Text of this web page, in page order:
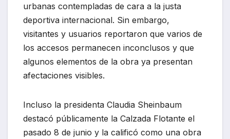
urbanas contempladas de cara a la justa
deportiva internacional. Sin embargo,
visitantes y usuarios reportaron que varios de
los accesos permanecen inconclusos y que
algunos elementos de la obra ya presentan
afectaciones visibles.
Incluso la presidenta Claudia Sheinbaum
destacó públicamente la Calzada Flotante el
pasado 8 de junio y la calificó como una obra